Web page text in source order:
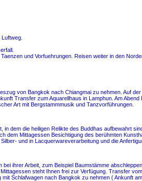
und Vorfuehrungen. Reisen weiter in den
von Bangkok nach Chiangmai zu nehmen. Auf
Transfer zum Aquarellhaus in Lamphun. Am Abend
Art mit Bergstammmusik und Tanzvorführungen.
dem die heiligen Relikte des Buddhas aufbewahrt
dem Mittagessen Besichtigung des berühmten
und in Lacquerwareverarbeitung und die
ihrer Arbeit, zum Beispiel Baumstämme
steht Ihnen frei zur Verfügung. Transfer
Schlafwagen nach Bangkok zu nehmen ( Ankunft